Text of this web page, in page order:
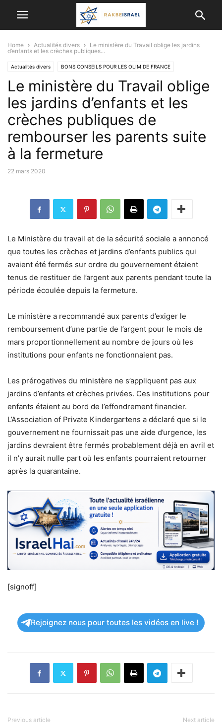
Home Actualités divers
Le ministère du Travail oblige les jardins
d’enfants et les crèches publiques...
Actualités divers BONS CONSEILS POUR LES OLIM DE FRANCE
Le ministère du Travail oblige
les jardins d’enfants et les
crèches publiques de
rembourser les parents suite
à la fermeture
22 mars 2020
Le Ministère du travail et de la sécurité sociale a annoncé
que toutes les crèches et jardins d’enfants publics qui
avaient été fermés sur ordre du gouvernement étaient
tenus de restituer de l’argent aux parents pendant toute la
période écoulée depuis la fermeture.
Le ministère a recommandé aux parents d’exiger le
remboursement d’une partie de l’argent pour le mois de
mars proportionnellement au nombre de jours où les
institutions pour enfants ne fonctionnaient pas.
Les prérogatives du ministère ne s’appliquent pas aux
jardins d’enfants et crèches privées. Ces institutions pour
enfants étaient au bord de l’effondrement financier.
L’Association of Private Kindergartens a déclaré que si le
gouvernement ne fournissait pas une aide d’urgence, les
jardins devraient être fermés probablement déjà en avril et
il n’y aurait nulle part où les enfants pourraient retourner
après la quarantaine.
[signoff]
Rejoignez nous pour toutes les vidéos en live !
Previous article Next article